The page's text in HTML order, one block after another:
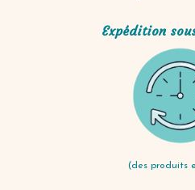
Expédition
(des produits